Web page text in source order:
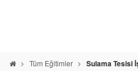
Tüm Eğitimler Sulama Tesisi